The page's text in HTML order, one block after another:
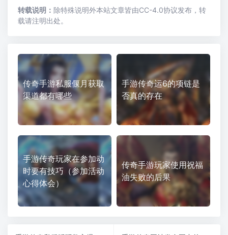
转载说明： 除特殊说明外本站文章皆由CC-4.0协议发布，转
载请注明出处。
传奇手游私服偃月获取
渠道都有哪些
手游传奇运6的项链是
否真的存在
手游传奇玩家在参加动
时要有技巧（参加活动
心得体会）
传奇手游玩家使用祝福
油失败的后果